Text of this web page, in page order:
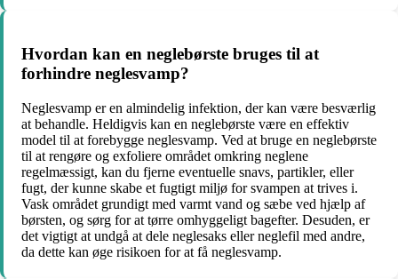
Hvordan kan en neglebørste bruges til at
forhindre neglesvamp?
Neglesvamp er en almindelig infektion, der kan være besværlig
at behandle. Heldigvis kan en neglebørste være en effektiv
model til at forebygge neglesvamp. Ved at bruge en neglebørste
til at rengøre og exfoliere området omkring neglene
regelmæssigt, kan du fjerne eventuelle snavs, partikler, eller
fugt, der kunne skabe et fugtigt miljø for svampen at trives i.
Vask området grundigt med varmt vand og sæbe ved hjælp af
børsten, og sørg for at tørre omhyggeligt bagefter. Desuden, er
det vigtigt at undgå at dele neglesaks eller neglefil med andre,
da dette kan øge risikoen for at få neglesvamp.